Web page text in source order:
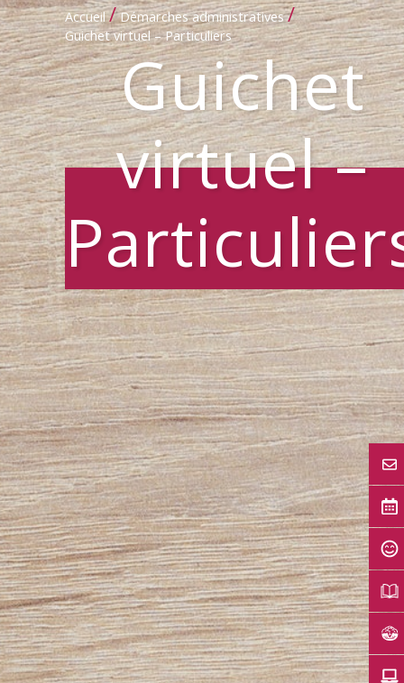
Accueil / Démarches administratives /
Guichet virtuel – Particuliers
Guichet
virtuel –